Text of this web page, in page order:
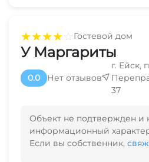
★★★★☆Гостевой дом
У Маргариты
0.0 Нет отзывов
г. Ейск,
37
Объект не подтвержден и
информационный
Если вы собственник,